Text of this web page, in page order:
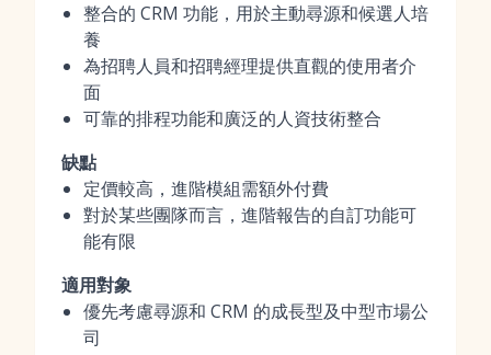
整合的 CRM 功能，用於主動尋源和候選人培
養
為招聘人員和招聘經理提供直觀的使用者介
面
可靠的排程功能和廣泛的人資技術整合
缺點
定價較高，進階模組需額外付費
對於某些團隊而言，進階報告的自訂功能可
能有限
適用對象
優先考慮尋源和 CRM 的成長型及中型市場公
司